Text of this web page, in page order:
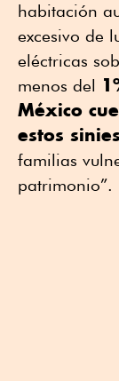
habitación
excesivo de
eléctricas
menos del
México
estos
familias
patrimonio”.